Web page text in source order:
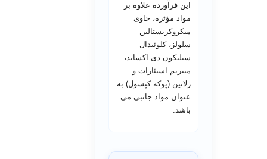
این فرآورده علاوه بر
مواد مؤثره، حاوی
میکروکریستالین
سلولز، کلوئیدال
سیلیکون دی اکساید،
منیزیم استئارات و
ژلاتین (پوکه کپسول) به
عنوان مواد جانبی می
باشد.